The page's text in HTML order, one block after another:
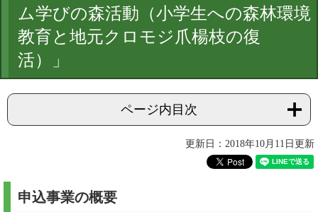
ム学びの森活動（小学生への森林環境
教育と地元クロモジ爪楊枝の復
活）」
ページ内目次
更新日：2018年10月11日更新
申込事業の概要